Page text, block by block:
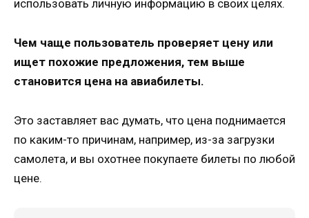
использовать личную информацию в своих целях.
Чем чаще пользователь проверяет цену или
ищет похожие предложения, тем выше
становится цена на авиабилеты.
Это заставляет вас думать, что цена поднимается
по каким-то причинам, например, из-за загрузки
самолета, и вы охотнее покупаете билеты по любой
цене.